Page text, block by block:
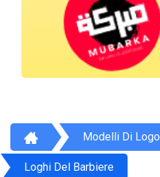
Modelli Di Logo
Loghi Del Barbiere